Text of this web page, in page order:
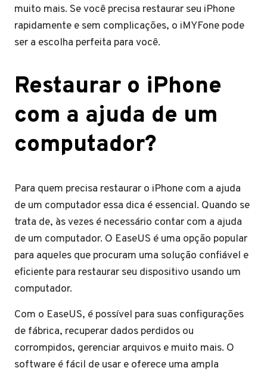
muito mais. Se você precisa restaurar seu iPhone
rapidamente e sem complicações, o iMYFone pode
ser a escolha perfeita para você.
Restaurar o iPhone
com a ajuda de um
computador?
Para quem precisa restaurar o iPhone com a ajuda
de um computador essa dica é essencial. Quando se
trata de, às vezes é necessário contar com a ajuda
de um computador. O EaseUS é uma opção popular
para aqueles que procuram uma solução confiável e
eficiente para restaurar seu dispositivo usando um
computador.
Com o EaseUS, é possível para suas configurações
de fábrica, recuperar dados perdidos ou
corrompidos, gerenciar arquivos e muito mais. O
software é fácil de usar e oferece uma ampla